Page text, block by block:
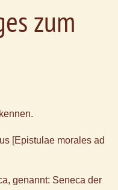
zum
[Epistulae morales ad
genannt: Seneca der